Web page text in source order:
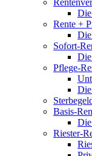
Rente +
Sofort-
Pflege-
Basis-
Riester-